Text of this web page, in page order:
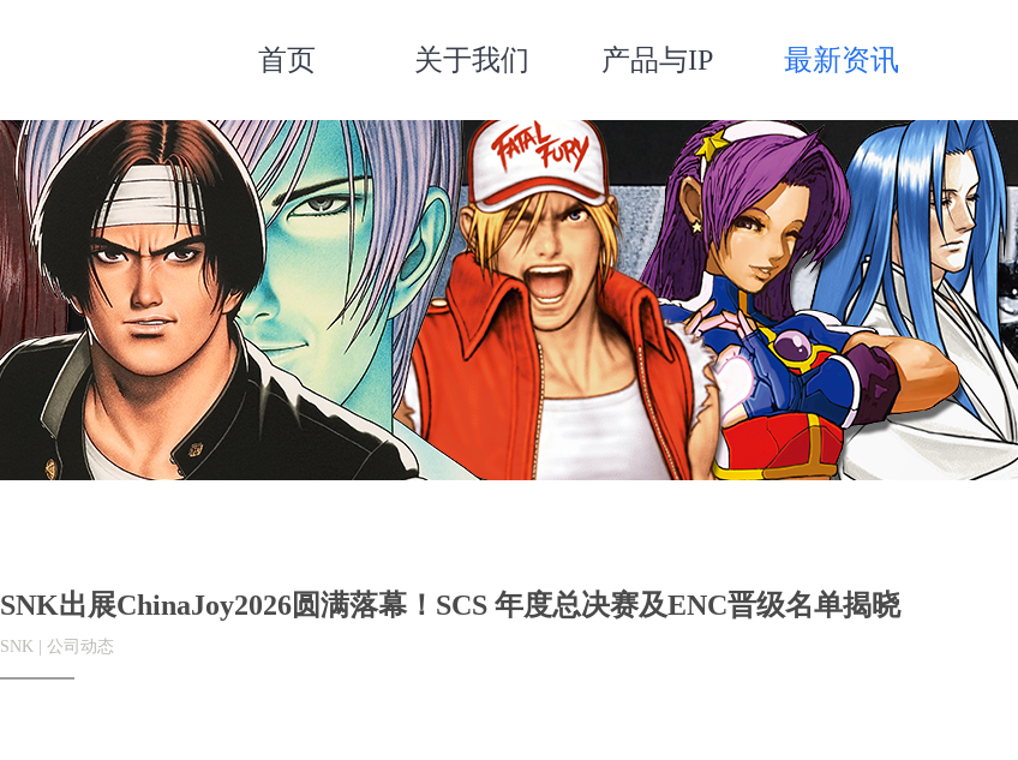
首页 关于我们 产品与IP 最新资讯
SNK出展ChinaJoy2026圆满落幕！SCS 年度总决赛及ENC晋级名单揭晓
SNK | 公司动态